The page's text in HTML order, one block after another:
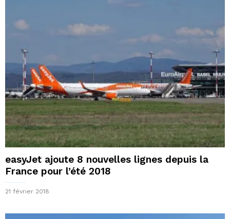
easyJet ajoute 8 nouvelles lignes depuis la
France pour l’été 2018
21 février 2018